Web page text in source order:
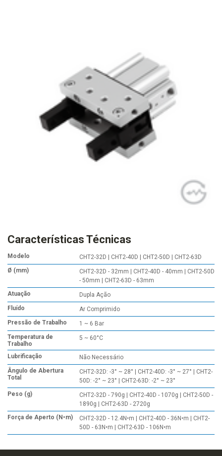
Características Técnicas
Modelo
CHT2-32D | CHT2-40D | CHT2-50D | CHT2-63D
Ø (mm)
CHT2-32D - 32mm | CHT2-40D - 40mm | CHT2-50D
- 50mm | CHT2-63D - 63mm
Atuação
Dupla Ação
Fluído
Ar Comprimido
Pressão de Trabalho
1 ~ 6 Bar
Temperatura de
Trabalho
5 ~ 60°C
Lubrificação
Não Necessário
Ângulo de Abertura
Total
CHT2-32D: -3° ~ 28° | CHT2-40D: -3° ~ 27° | CHT2-
50D: -2° ~ 23° | CHT2-63D: -2° ~ 23°
Peso (g)
CHT2-32D - 790g | CHT2-40D - 1070g | CHT2-50D -
1890g | CHT2-63D - 2720g
Força de Aperto (N•m)
CHT2-32D - 12.4N•m | CHT2-40D - 36N•m | CHT2-
50D - 63N•m | CHT2-63D - 106N•m